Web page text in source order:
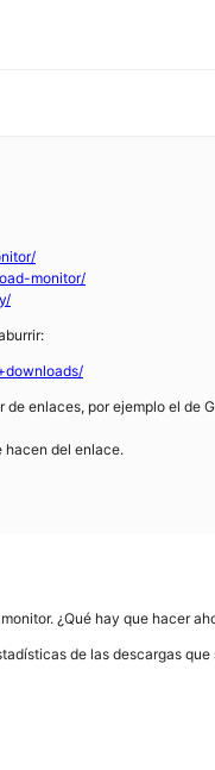
monitor/
enlaces, por ejemplo el de
hacen del enlace.
¿Qué hay que hacer
de las descargas